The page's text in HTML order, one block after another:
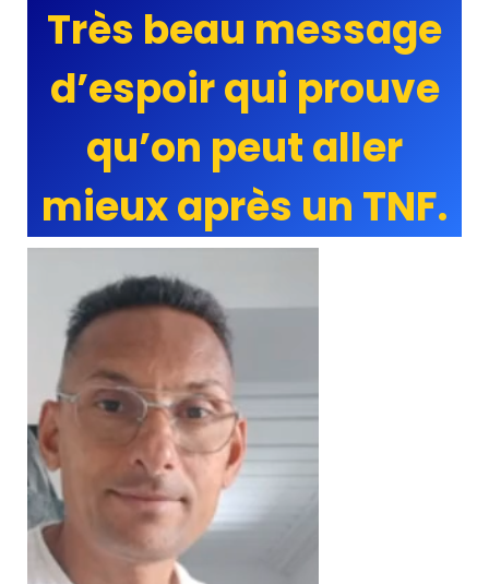
Très beau message
d’espoir qui prouve
qu’on peut aller
mieux après un TNF.